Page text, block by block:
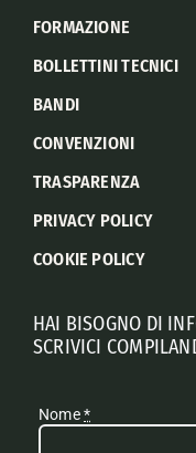
FORMAZIONE
BOLLETTINI TECNICI
BANDI
CONVENZIONI
TRASPARENZA
PRIVACY POLICY
COOKIE POLICY
HAI BISOGNO DI
SCRIVICI
Nome*